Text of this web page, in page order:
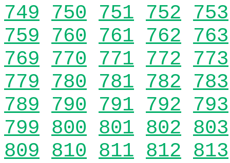
749 750 751 752 753
759 760 761 762 763
769 770 771 772 773
779 780 781 782 783
789 790 791 792 793
799 800 801 802 803
809 810 811 812 813